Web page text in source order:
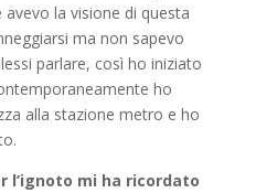
la visione di questa
ma non sapevo
parlare, così ho iniziato
ho
alla stazione metro e ho
l’ignoto mi ha ricordato